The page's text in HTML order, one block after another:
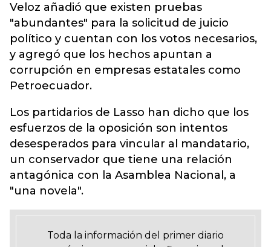
Veloz añadió que existen pruebas
"abundantes" para la solicitud de juicio
político y cuentan con los votos necesarios,
y agregó que los hechos apuntan a
corrupción en empresas estatales como
Petroecuador.
Los partidarios de Lasso han dicho que los
esfuerzos de la oposición son intentos
desesperados para vincular al mandatario,
un conservador que tiene una relación
antagónica con la Asamblea Nacional, a
"una novela".
Toda la información del primer diario